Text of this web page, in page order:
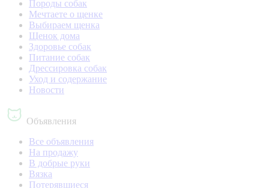
Породы собак
Мечтаете о щенке
Выбираем щенка
Щенок дома
Здоровье собак
Питание собак
Дрессировка собак
Уход и содержание
Новости
Объявления
Все объявления
На продажу
В добрые руки
Вязка
Потерявшиеся